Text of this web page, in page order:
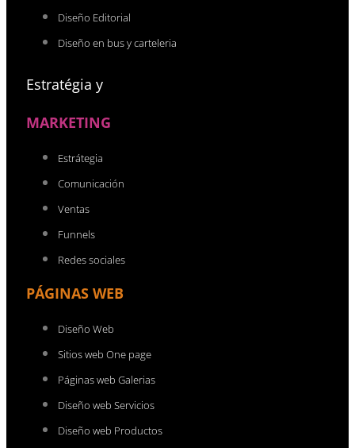
Diseño Editorial
Diseño en bus y carteleria
Estratégia y
MARKETING
Estrátegia
Comunicación
Ventas
Funnels
Redes sociales
PÁGINAS WEB
Diseño Web
Sitios web One page
Páginas web Galerias
Diseño web Servicios
Diseño web Productos